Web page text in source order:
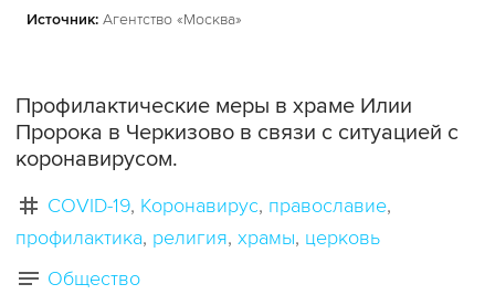
Источник: Агентство «Москва»
Профилактические меры в храме Илии
Пророка в Черкизово в связи с ситуацией с
коронавирусом.
COVID-19 Коронавирус православие
профилактика религия храмы церковь
Общество